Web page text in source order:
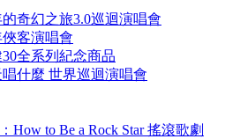
的奇幻之旅3.0巡迴演唱會
俠客演唱會
30全系列紀念商品
唱什麼 世界巡迴演唱會
How to Be a Rock Star 搖滾歌劇